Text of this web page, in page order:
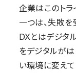
企業はこのトラ
一つは、失敗
DXとはデジタ
をデジタルがは
い環境に変え